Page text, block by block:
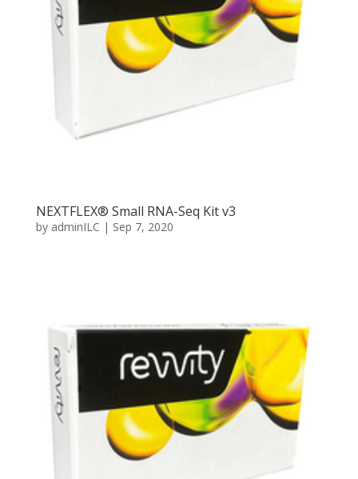
NEXTFLEX® Small RNA-Seq Kit v3
by adminILC | Sep 7, 2020